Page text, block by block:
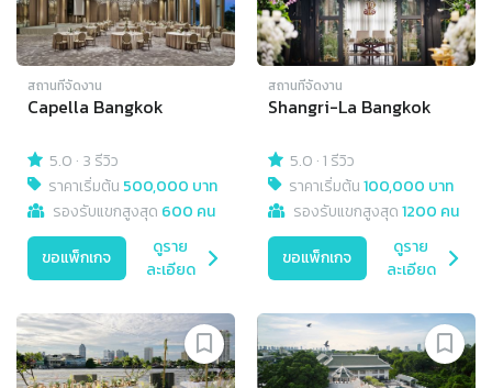
สถานที่จัดงาน
Capella Bangkok
5.0 · 3 รีวิว
ราคาเริ่มต้น 500,000 บาท
รองรับแขกสูงสุด 600 คน
ขอแพ็กเกจ
ดูราย
ละเอียด
สถานที่จัดงาน
Shangri-La Bangkok
5.0 ·1 รีวิว
ราคาเริ่มต้น100,000 บาท
รองรับแขกสูงสุด1200 คน
ขอแพ็กเกจ
ดูราย
ละเอียด